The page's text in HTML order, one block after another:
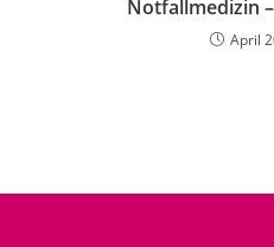
Notfallmedizin
April